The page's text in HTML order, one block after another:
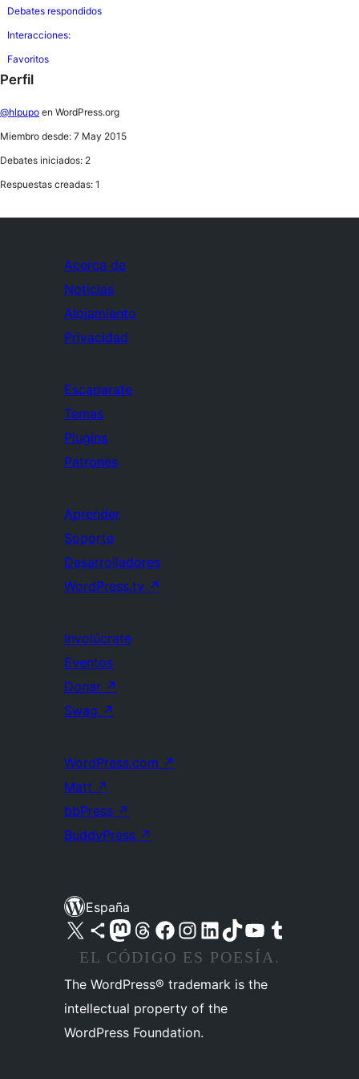
Debates respondidos
Interacciones:
Favoritos
Perfil
@hlpupo en WordPress.org
Miembro desde: 7 May 2015
Debates iniciados: 2
Respuestas creadas: 1
Acerca de
Noticias
Alojamiento
Privacidad
Escaparate
Temas
Plugins
Patrones
Aprender
Soporte
Desarrolladores
WordPress.tv ↗
Involúcrate
Eventos
Donar ↗
Swag ↗
WordPress.com ↗
Matt ↗
bbPress ↗
BuddyPress ↗
España
Visita nuestra cuenta de X (anteriormente Twitter)
Visita nuestra cuenta de Bluesky
Visita nuestra cuenta de Mastodon
Visita nuestra cuenta de Threads
Visita nuestra página de Facebook
Visita nuestra cuenta de Instagram
Visita nuestra cuenta de LinkedIn
Visita nuestra cuenta de TikTok
Visita nuestro canal de YouTube
Visita nuestra cuenta de Tumblr
EL CÓDIGO ES POESÍA.
The WordPress® trademark is the
intellectual property of the
WordPress Foundation.